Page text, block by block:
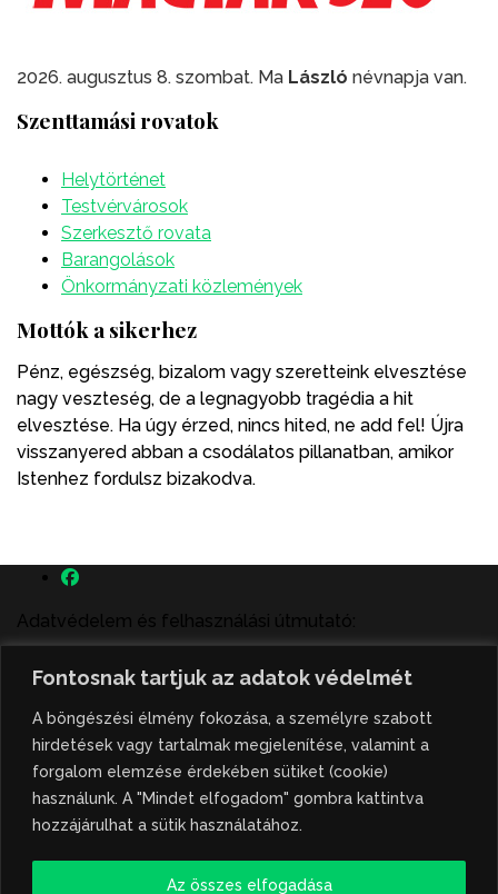
Fontosnak tartjuk az adatok védelmét
A böngészési élmény fokozása, a személyre szabott
hirdetések vagy tartalmak megjelenítése, valamint a
forgalom elemzése érdekében sütiket (cookie)
használunk. A "Mindet elfogadom" gombra kattintva
hozzájárulhat a sütik használatához.
Az összes elfogadása
2026. augusztus 8. szombat. Ma László névnapja van.
Szenttamási rovatok
Helytörténet
Testvérvárosok
Szerkesztő rovata
Barangolások
Önkormányzati közlemények
Mottók a sikerhez
Pénz, egészség, bizalom vagy szeretteink elvesztése
nagy veszteség, de a legnagyobb tragédia a hit
elvesztése. Ha úgy érzed, nincs hited, ne add fel! Újra
visszanyered abban a csodálatos pillanatban, amikor
Istenhez fordulsz bizakodva.
Adatvédelem és felhasználási útmutató:
A szenttamás.rs magyar nyelvű internetes hírportálon
megjelenő szerzői írások, a híranyag és minden egyéb
tartalom a portált működtető Gion Nándor Kulturális
Központ szellemi tulajdonát képezik, amely szellemi
tulajdont a nemzetközi és szerbiai törvények védik. A
jogosulatlan felhasználás büntető- és polgári jogi
következményeket von maga után. A hírportálon
ismertetése, illetve közzétett fotók átvétele kizárólag